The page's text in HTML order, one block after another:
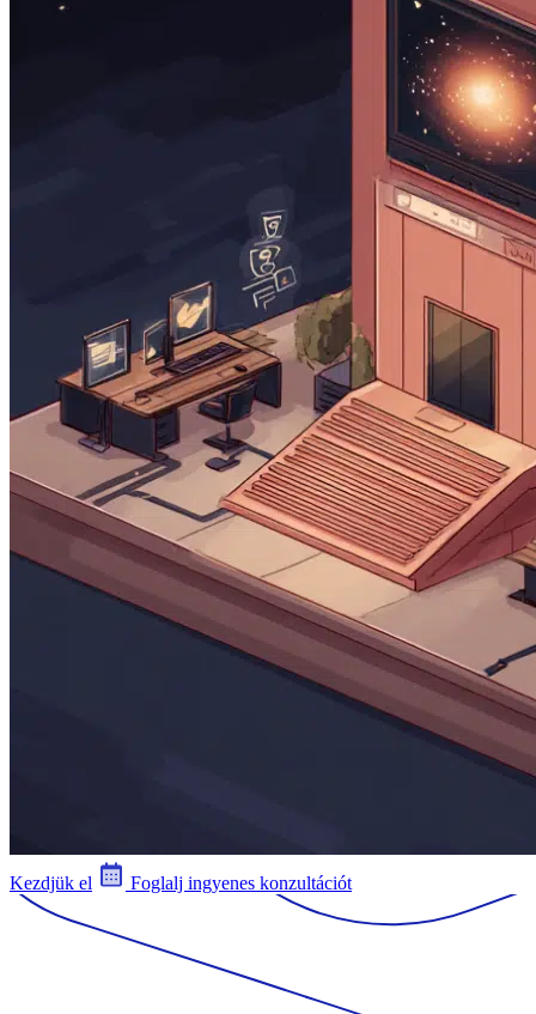
Kezdjük el Foglalj ingyenes konzultációt